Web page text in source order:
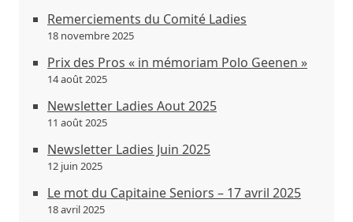
Remerciements du Comité Ladies
18 novembre 2025
Prix des Pros « in mémoriam Polo Geenen »
14 août 2025
Newsletter Ladies Aout 2025
11 août 2025
Newsletter Ladies Juin 2025
12 juin 2025
Le mot du Capitaine Seniors – 17 avril 2025
18 avril 2025